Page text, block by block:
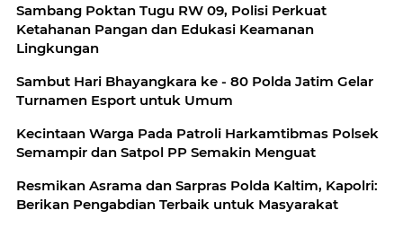
Sambang Poktan Tugu RW 09, Polisi Perkuat
Ketahanan Pangan dan Edukasi Keamanan
Lingkungan
Sambut Hari Bhayangkara ke - 80 Polda Jatim Gelar
Turnamen Esport untuk Umum
Kecintaan Warga Pada Patroli Harkamtibmas Polsek
Semampir dan Satpol PP Semakin Menguat
Resmikan Asrama dan Sarpras Polda Kaltim, Kapolri:
Berikan Pengabdian Terbaik untuk Masyarakat